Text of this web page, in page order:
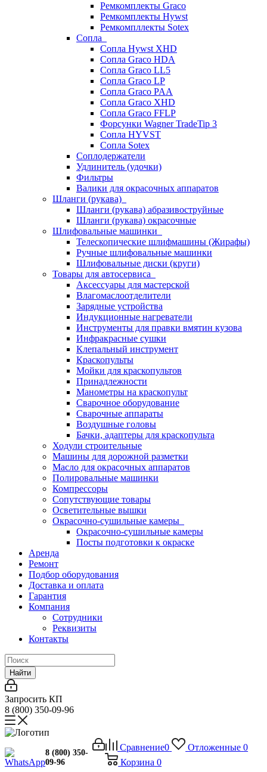
Ремкомплекты Graco
Ремкомплекты Hywst
Ремкомпллекты Sotex
Сопла
Сопла Hywst XHD
Сопла Graco HDA
Сопла Graco LL5
Сопла Graco LP
Сопла Graco PAA
Сопла Graco XHD
Сопла Graco FFLP
Форсунки Wagner TradeTip 3
Сопла HYVST
Сопла Sotex
Соплодержатели
Удлинитель (удочки)
Фильтры
Валики для окрасочных аппаратов
Шланги (рукава)
Шланги (рукава) абразивоструйные
Шланги (рукава) окрасочные
Шлифовальные машинки
Телескопические шлифмашины (Жирафы)
Ручные шлифовальные машинки
Шлифовальные диски (круги)
Товары для автосервиса
Аксессуары для мастерской
Влагомаслоотделители
Зарядные устройства
Индукционные нагреватели
Инструменты для правки вмятин кузова
Инфракрасные сушки
Клепальный инструмент
Краскопульты
Мойки для краскопультов
Принадлежности
Манометры на краскопульт
Сварочное оборудование
Сварочные аппараты
Воздушные головы
Бачки, адаптеры для краскопульта
Ходули строительные
Машины для дорожной разметки
Масло для окрасочных аппаратов
Полировальные машинки
Компрессоры
Сопутствующие товары
Осветительные вышки
Окрасочно-сушильные камеры
Окрасочно-сушильные камеры
Посты подготовки к окраске
Аренда
Ремонт
Подбор оборудования
Доставка и оплата
Гарантия
Компания
Сотрудники
Реквизиты
Контакты
Найти
Запросить КП
8 (800) 350-09-96
Сравнение0 Отложенные 0
Корзина 0
8 (800) 350-
09-96